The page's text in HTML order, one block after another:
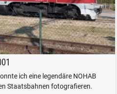
am 24. August 2024.
ich eine legendäre NOHAB
Staatsbahnen fotografieren.